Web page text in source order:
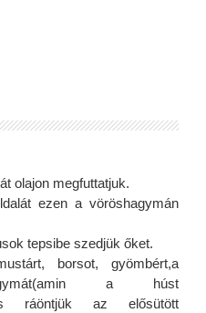
olajon megfuttatjuk.
ezen a vöröshagymán
tepsibe szedjük őket.
borsot, gyömbért,a
a húst
ráöntjük az elősütött